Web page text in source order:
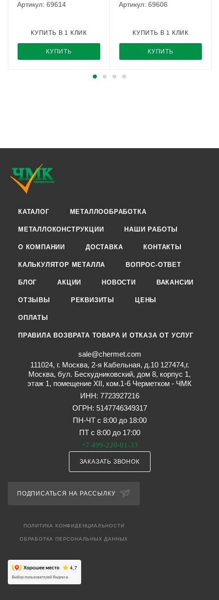
Артикул: 69614
КУПИТЬ
КУПИТЬ В 1 КЛИК
Артикул: 69606
КУПИТЬ
КУПИТЬ В 1 КЛИК
КАТАЛОГ МЕТАЛЛООБРАБОТКА
МЕТАЛЛОКОНСТРУКЦИИ НАШИ РАБОТЫ
О КОМПАНИИ ДОСТАВКА КОНТАКТЫ
КАЛЬКУЛЯТОР МЕТАЛЛА ВОПРОС-ОТВЕТ
БЛОГ АКЦИИ НОВОСТИ ВАКАНСИИ
ОТЗЫВЫ РЕКВИЗИТЫ ЦЕНЫ
ОПЛАТЫ
ПРАВИЛА ВОЗВРАТА ТОВАРА И ОТКАЗА ОТ УСЛУГ
sale@chermet.com
111024, г. Москва, 2-я Кабельная, д.10 127474,г.
Москва, бул. Бескудниковский, дом 8, корпус 1,
этаж 1, помещение XII, ком.1-6 Черметком - ЧМК
ИНН: 7723927216
ОГРН: 5147746349317
ПН-ЧТ с 8:00 до 18:00
ПТ с 8:00 до 17:00
+7 499-220-01-33
ЗАКАЗАТЬ ЗВОНОК
ПОДПИСАТЬСЯ НА РАССЫЛКУ
ПОЛИТИКА КОНФИДЕНЦИАЛЬНОСТИ
ОБРАБОТКА ПЕРСОНАЛЬНЫХ ДАННЫХ